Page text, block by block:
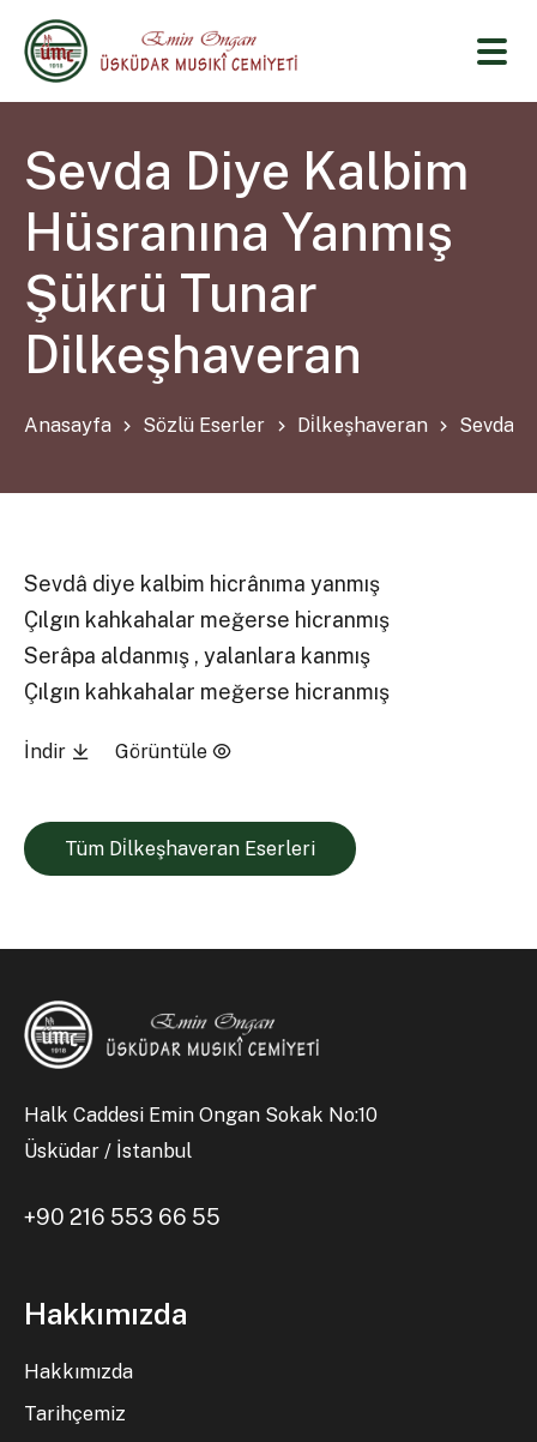
Sevda Diye Kalbim
Hüsranına Yanmış
Şükrü Tunar
Dilkeşhaveran
Anasayfa Sözlü Eserler Di̇lkeşhaveran Sevda
Sevdâ diye kalbim hicrânıma yanmış
Çılgın kahkahalar meğerse hicranmış
Serâpa aldanmış , yalanlara kanmış
Çılgın kahkahalar meğerse hicranmış
İndir Görüntüle
Tüm Di̇lkeşhaveran Eserleri
Halk Caddesi Emin Ongan Sokak No:10
Üsküdar / İstanbul
+90 216 553 66 55
Hakkımızda
Hakkımızda
Tarihçemiz